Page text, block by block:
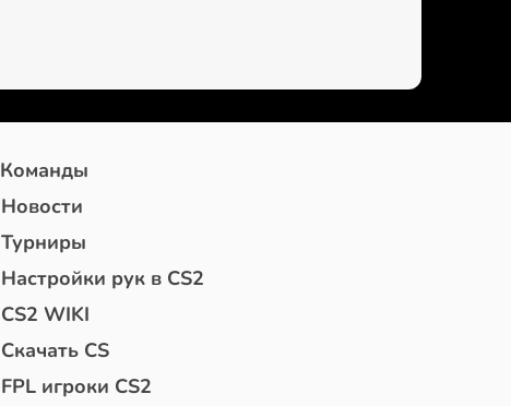
Команды
Новости
Турниры
Настройки рук в CS2
CS2 WIKI
Скачать CS
FPL игроки CS2